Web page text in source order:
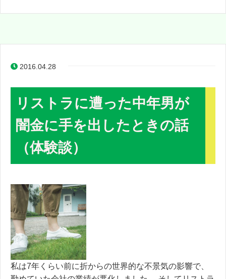
2016.04.28
リストラに遭った中年男が
闇金に手を出したときの話
（体験談）
私は7年くらい前に折からの世界的な不景気の影響で、